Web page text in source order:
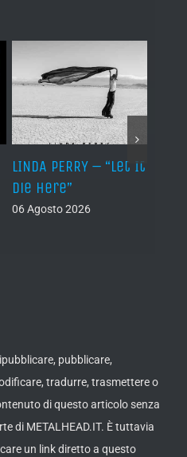
LINDA PERRY – “Let It
Die Here”
06 Agosto 2026
pubblicare,
tradurre, trasmettere o
di questo articolo senza
di METALHEAD.IT. È tuttavia
un link diretto a questo